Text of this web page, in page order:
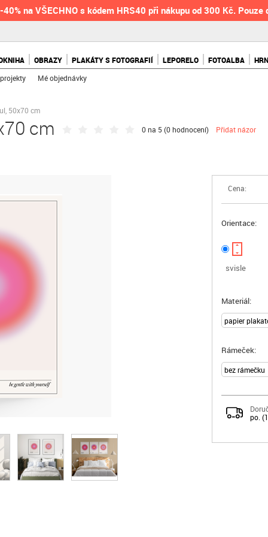
40% na VŠECHNO s kódem HRS40 při nákupu od 300 Kč. Pouze
OBRAZY PLAKÁTY S FOTOGRAFIÍ LEPORELO FOTOALBA
Mé objednávky
50x70 cm
cm 0 na 5 (0 hodnocení) Přidat názor
Cena:
Orientace:
svisle
Materiál:
Rámeček:
po.